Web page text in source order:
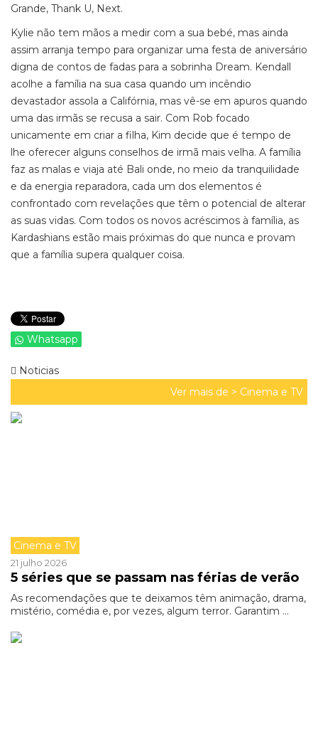
Grande, Thank U, Next.
Kylie não tem mãos a medir com a sua bebé, mas ainda
assim arranja tempo para organizar uma festa de aniversário
digna de contos de fadas para a sobrinha Dream. Kendall
acolhe a família na sua casa quando um incêndio
devastador assola a Califórnia, mas vê-se em apuros quando
uma das irmãs se recusa a sair. Com Rob focado
unicamente em criar a filha, Kim decide que é tempo de
lhe oferecer alguns conselhos de irmã mais velha. A família
faz as malas e viaja até Bali onde, no meio da tranquilidade
e da energia reparadora, cada um dos elementos é
confrontado com revelações que têm o potencial de alterar
as suas vidas. Com todos os novos acréscimos à família, as
Kardashians estão mais próximas do que nunca e provam
que a família supera qualquer coisa.
Whatsapp
Noticias
Ver mais de > Cinema e TV
Cinema e TV
21 julho 2026
5 séries que se passam nas férias de verão
As recomendações que te deixamos têm animação, drama,
mistério, comédia e, por vezes, algum terror. Garantim ...